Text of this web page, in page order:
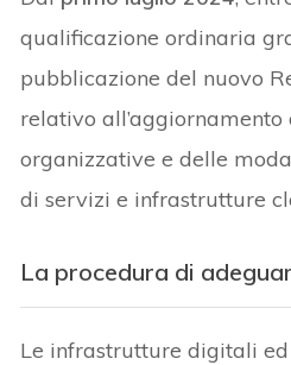
qualificazione ordinaria
pubblicazione del nuovo
relativo
organizzative e delle
di servizi e infrastrutture
La procedura di
Le infrastrutture digitali